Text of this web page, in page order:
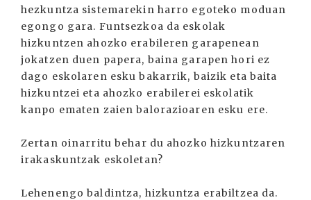
hezkuntza sistemarekin harro egoteko moduan
egongo gara. Funtsezkoa da eskolak
hizkuntzen ahozko erabileren garapenean
jokatzen duen papera, baina garapen hori ez
dago eskolaren esku bakarrik, baizik eta baita
hizkuntzei eta ahozko erabilerei eskolatik
kanpo ematen zaien balorazioaren esku ere.
Zertan oinarritu behar du ahozko hizkuntzaren
irakaskuntzak eskoletan?
Lehenengo baldintza, hizkuntza erabiltzea da.